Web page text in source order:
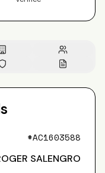
#AC1603588
SALENGRO